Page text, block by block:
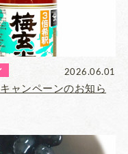
2026.06.01
ャンペーンのお知ら